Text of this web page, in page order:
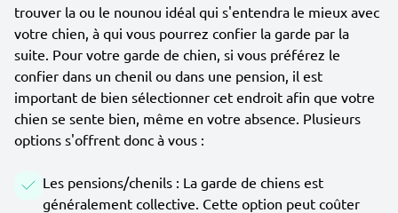
trouver la ou le nounou idéal qui s'entendra le mieux avec
votre chien, à qui vous pourrez confier la garde par la
suite. Pour votre garde de chien, si vous préférez le
confier dans un chenil ou dans une pension, il est
important de bien sélectionner cet endroit afin que votre
chien se sente bien, même en votre absence. Plusieurs
options s'offrent donc à vous :
Les pensions/chenils : La garde de chiens est
généralement collective. Cette option peut coûter